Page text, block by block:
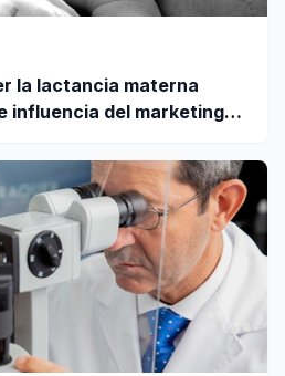
la lactancia materna
influencia del marketing